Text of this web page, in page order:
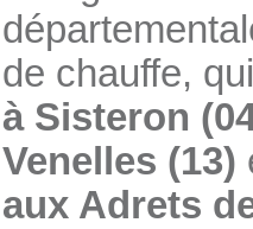
de chauffe,
à Sisteron
Venelles (13)
aux Adrets